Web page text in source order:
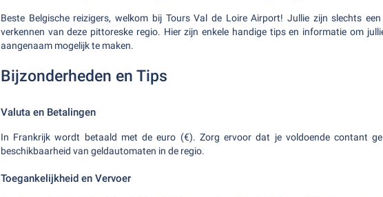
Beste Belgische reizigers, welkom bij Tours Val de Loire Airport! Jullie zijn slechts
verkennen van deze pittoreske regio. Hier zijn enkele handige tips en informatie om
aangenaam mogelijk te maken.
Bijzonderheden en Tips
Valuta en Betalingen
In Frankrijk wordt betaald met de euro (€). Zorg ervoor dat je voldoende contant
beschikbaarheid van geldautomaten in de regio.
Toegankelijkheid en Vervoer